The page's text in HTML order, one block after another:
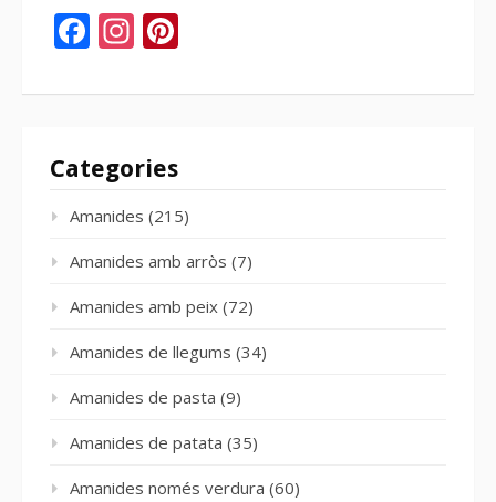
Facebook
Instagram
Categories
Amanides (215)
Amanides amb arròs (7)
Amanides amb peix (72)
Amanides de llegums (34)
Amanides de pasta (9)
Amanides de patata (35)
Amanides només verdura (60)